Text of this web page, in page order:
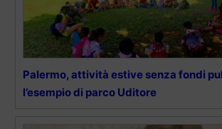
Palermo, attività estive senza fondi
l’esempio di parco Uditore